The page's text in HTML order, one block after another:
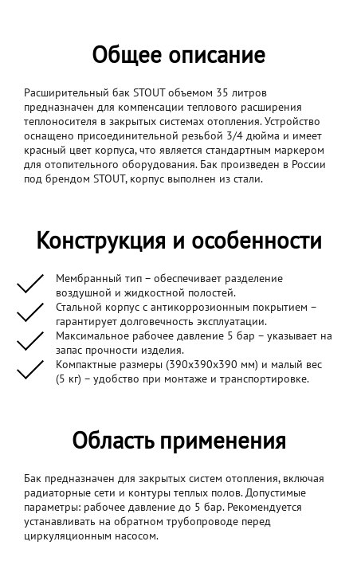
Общее описание
Расширительный бак STOUT объемом 35 литров
предназначен для компенсации теплового расширения
теплоносителя в закрытых системах отопления. Устройство
оснащено присоединительной резьбой 3/4 дюйма и имеет
красный цвет корпуса, что является стандартным маркером
для отопительного оборудования. Бак произведен в России
под брендом STOUT, корпус выполнен из стали.
Конструкция и особенности
Мембранный тип – обеспечивает разделение
воздушной и жидкостной полостей.
Стальной корпус с антикоррозионным покрытием –
гарантирует долговечность эксплуатации.
Максимальное рабочее давление 5 бар – указывает на
запас прочности изделия.
Компактные размеры (390x390x390 мм) и малый вес
(5 кг) – удобство при монтаже и транспортировке.
Область применения
Бак предназначен для закрытых систем отопления, включая
радиаторные сети и контуры теплых полов. Допустимые
параметры: рабочее давление до 5 бар. Рекомендуется
устанавливать на обратном трубопроводе перед
циркуляционным насосом.